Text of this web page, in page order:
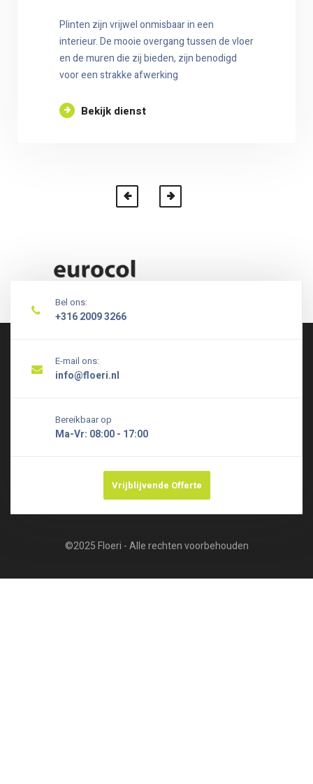
Plinten zijn vrijwel onmisbaar in een
interieur. De mooie overgang tussen de vloer
en de muren die zij bieden, zijn benodigd
voor een strakke afwerking
Bekijk dienst
Bel ons:
+316 2009 3266
E-mail ons:
info@floeri.nl
Bereikbaar op
Ma-Vr: 08:00 - 17:00
Vrijblijvende Offerte
©2025 Floeri - Alle rechten voorbehouden